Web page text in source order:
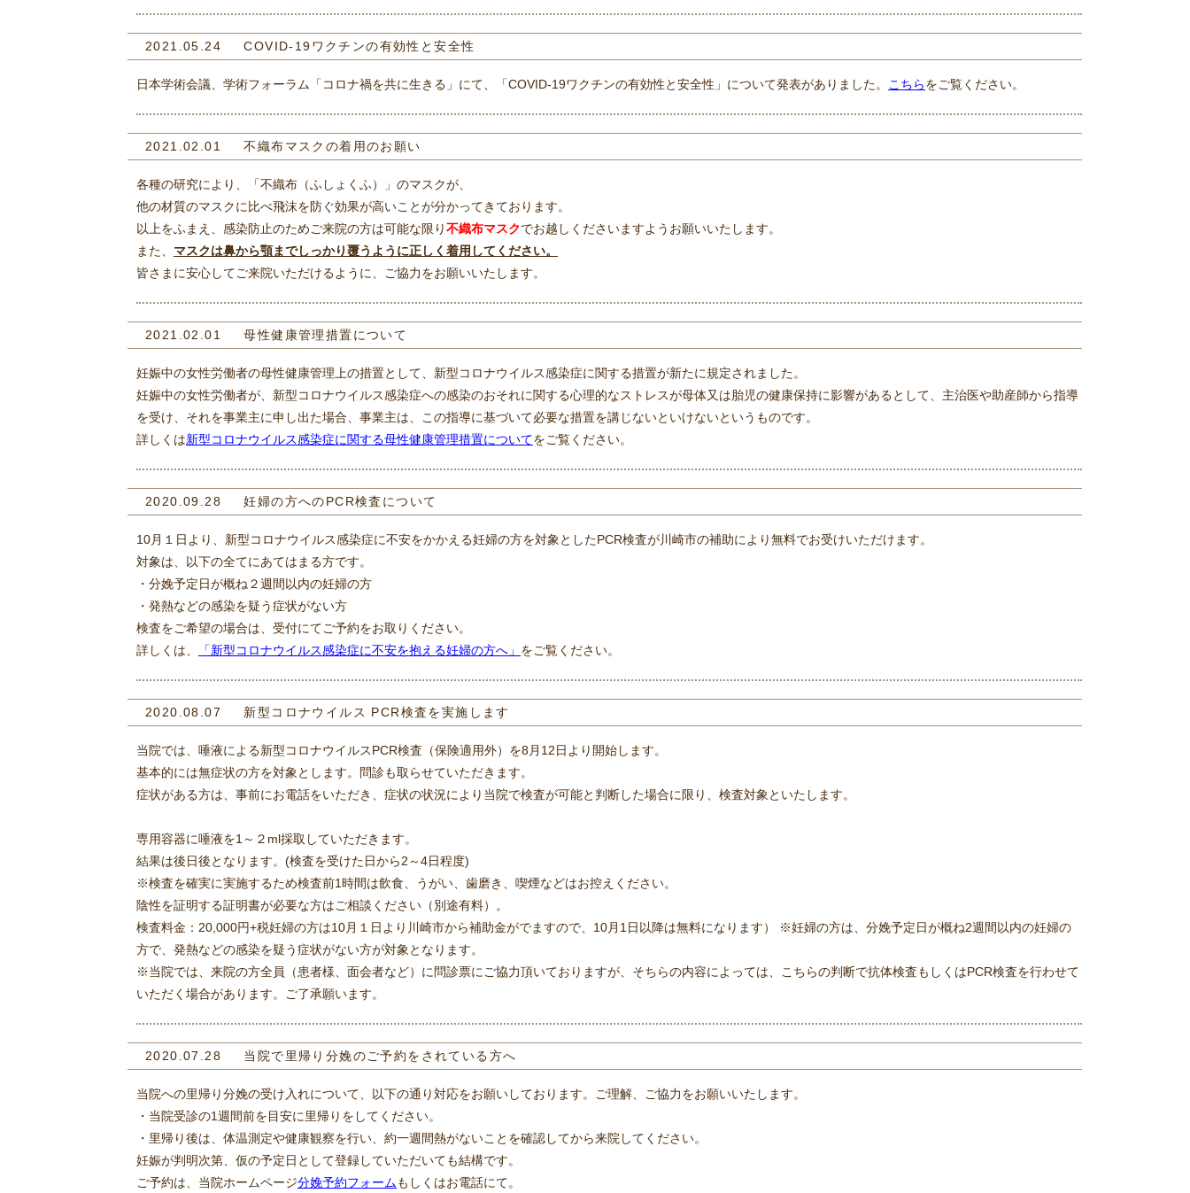
2021.05.24 COVID-19ワクチンの有効性と安全性
日本学術会議、学術フォーラム「コロナ禍を共に生きる」にて、「COVID-19ワクチンの有効性と安全性」について発表がありました。 こちらをご覧ください。
2021.02.01 不織布マスクの着用のお願い
各種の研究により、「不織布（ふしょくふ）」のマスクが、
他の材質のマスクに比べ飛沫を防ぐ効果が高いことが分かってきております。
以上をふまえ、感染防止のためご来院の方は可能な限り不織布マスクでお越しくださいますようお願いいたします。
また、 マスクは鼻から顎までしっかり覆うように正しく着用してください。
皆さまに安心してご来院いただけるように、ご協力をお願いいたします。
2021.02.01 母性健康管理措置について
妊娠中の女性労働者の母性健康管理上の措置として、新型コロナウイルス感染症に関する措置が新たに規定されました。
妊娠中の女性労働者が、新型コロナウイルス感染症への感染のおそれに関する心理的なストレスが母体又は胎児の健康保持に影響があるとして、主治医や助産師から指導
を受け、それを事業主に申し出た場合、事業主は、この指導に基づいて必要な措置を講じないといけないというものです。
詳しくは新型コロナウイルス感染症に関する母性健康管理措置についてをご覧ください。
2020.09.28 妊婦の方へのPCR検査について
10月１日より、新型コロナウイルス感染症に不安をかかえる妊婦の方を対象としたPCR検査が川崎市の補助により無料でお受けいただけます。
対象は、以下の全てにあてはまる方です。
・分娩予定日が概ね２週間以内の妊婦の方
・発熱などの感染を疑う症状がない方
検査をご希望の場合は、受付にてご予約をお取りください。
詳しくは、
「新型コロナウイルス感染症に不安を抱える妊婦の方へ」 をご覧ください。
2020.08.07 新型コロナウイルス PCR検査を実施します
当院では、唾液による新型コロナウイルスPCR検査（保険適用外）を8月12日より開始します。
基本的には無症状の方を対象とします。問診も取らせていただきます。
症状がある方は、事前にお電話をいただき、症状の状況により当院で検査が可能と判断した場合に限り、検査対象といたします。
専用容器に唾液を1～２ml採取していただきます。
結果は後日後となります。(検査を受けた日から2～4日程度)
※検査を確実に実施するため検査前1時間は飲食、うがい、歯磨き、喫煙などはお控えください。
陰性を証明する証明書が必要な方はご相談ください（別途有料）。
検査料金：20,000円+税妊婦の方は10月１日より川崎市から補助金がでますので、10月1日以降は無料になります） ※妊婦の方は、分娩予定日が概ね2週間以内の妊婦の
方で、発熱などの感染を疑う症状がない方が対象となります。
※当院では、来院の方全員（患者様、面会者など）に問診票にご協力頂いておりますが、そちらの内容によっては、こちらの判断で抗体検査もしくはPCR検査を行わせて
いただく場合があります。ご了承願います。
2020.07.28 当院で里帰り分娩のご予約をされている方へ
当院への里帰り分娩の受け入れについて、以下の通り対応をお願いしております。ご理解、ご協力をお願いいたします。
・当院受診の1週間前を目安に里帰りをしてください。
・里帰り後は、体温測定や健康観察を行い、約一週間熱がないことを確認してから来院してください。
妊娠が判明次第、仮の予定日として登録していただいても結構です。
ご予約は、当院ホームページ分娩予約フォームもしくはお電話にて。